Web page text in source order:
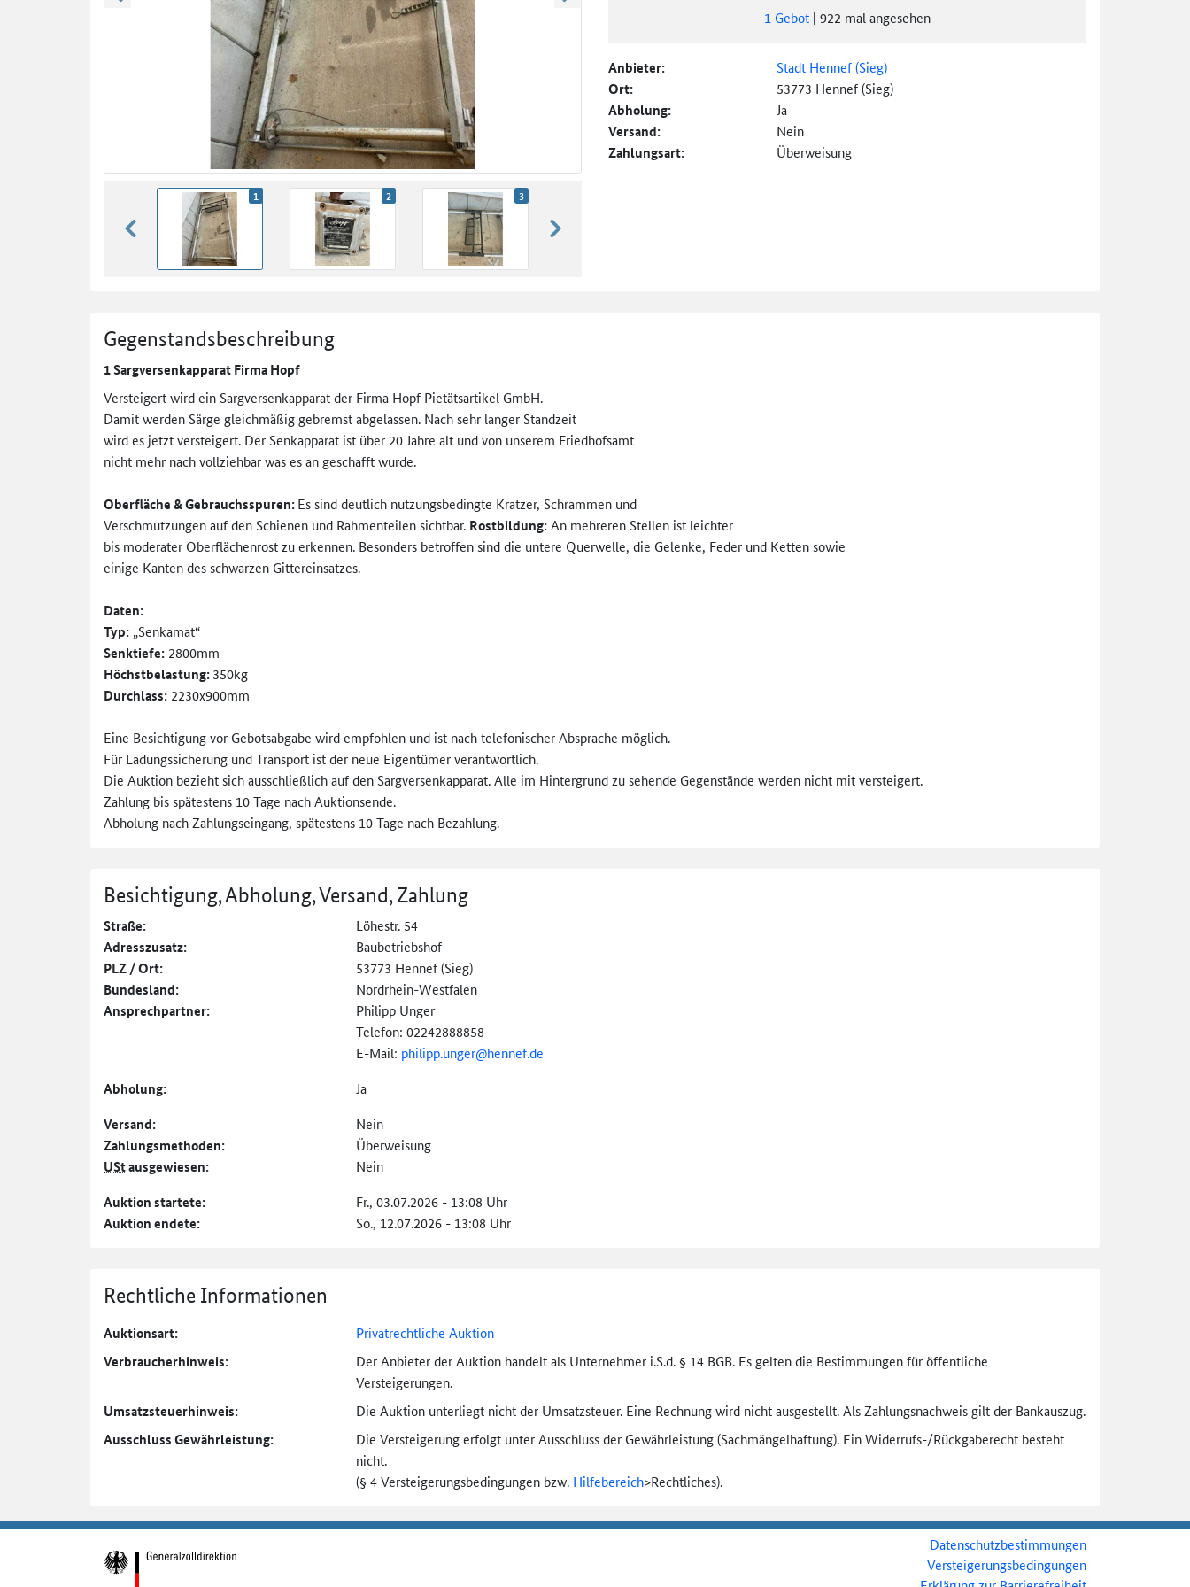
zurück blättern
1 2 3
weiter blättern
1 Gebot | 922 mal angesehen
Anbieter: Stadt Hennef (Sieg)
Ort: 53773 Hennef (Sieg)
Abholung: Ja
Versand: Nein
Zahlungsart: Überweisung
Gegenstandsbeschreibung
1 Sargversenkapparat Firma Hopf
Versteigert wird ein Sargversenkapparat der Firma Hopf Pietätsartikel GmbH.
Damit werden Särge gleichmäßig gebremst abgelassen. Nach sehr langer Standzeit
wird es jetzt versteigert. Der Senkapparat ist über 20 Jahre alt und von unserem Friedhofsamt
nicht mehr nach vollziehbar was es an geschafft wurde.
Oberfläche & Gebrauchsspuren:Es sind deutlich nutzungsbedingte Kratzer, Schrammen und
Verschmutzungen auf den Schienen und Rahmenteilen sichtbar. Rostbildung:An mehreren Stellen ist leichter
bis moderater Oberflächenrost zu erkennen. Besonders betroffen sind die untere Querwelle, die Gelenke, Feder und Ketten sowie
einige Kanten des schwarzen Gittereinsatzes.
Daten:
Typ: „Senkamat“
Senktiefe: 2800mm
Höchstbelastung:350kg
Durchlass: 2230x900mm
Eine Besichtigung vor Gebotsabgabe wird empfohlen und ist nach telefonischer Absprache möglich.
Für Ladungssicherung und Transport ist der neue Eigentümer verantwortlich.
Die Auktion bezieht sich ausschließlich auf den Sargversenkapparat. Alle im Hintergrund zu sehende Gegenstände werden nicht mit versteigert.
Zahlung bis spätestens 10 Tage nach Auktionsende.
Abholung nach Zahlungseingang, spätestens 10 Tage nach Bezahlung.
Besichtigung, Abholung, Versand, Zahlung
Straße: Löhestr. 54
Adresszusatz: Baubetriebshof
PLZ / Ort: 53773 Hennef (Sieg)
Bundesland: Nordrhein-Westfalen
Ansprechpartner:
Philipp Unger
Telefon: 02242888858
E-Mail: philipp.unger@hennef.de
Abholung: Ja
Versand: Nein
Zahlungs­methoden: Überweisung
UStausgewiesen: Nein
Auktion startete: Fr., 03.07.2026 - 13:08 Uhr
Auktion endete: So., 12.07.2026 - 13:08 Uhr
Rechtliche Informationen
Auktionsart: Privatrechtliche Auktion
Verbraucher­hinweis:
Der Anbieter der Auktion handelt als Unternehmer i.S.d. § 14 BGB. Es gelten die Bestimmungen für öffentliche
Versteigerungen.
Umsatzsteuer­hinweis: Die Auktion unterliegt nicht der Umsatzsteuer. Eine Rechnung wird nicht ausgestellt. Als Zahlungsnachweis gilt der Bankauszug.
Ausschluss Gewährleistung: Die Versteigerung erfolgt unter Ausschluss der Gewährleistung (Sachmängel­haftung). Ein Widerrufs-/Rückgaberecht besteht
nicht.
(§ 4 Versteigerungs­bedingungen bzw. Hilfebereich>Rechtliches).
Datenschutzbestimmungen
Versteigerungsbedingungen